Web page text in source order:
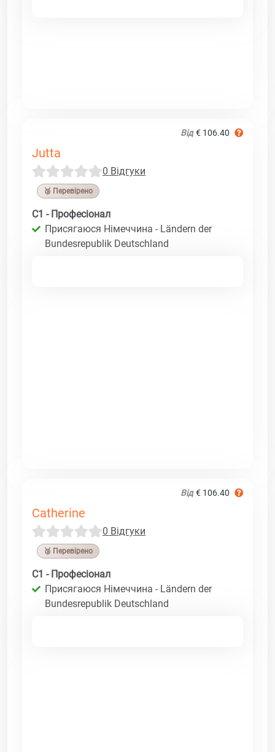
Від € 106.40
Jutta
0 Відгуки
🥉 Перевірено
C1 - Професіонал
Присягаюся Німеччина - Ländern der
Bundesrepublik Deutschland
Від € 106.40
Catherine
0 Відгуки
🥉 Перевірено
C1 - Професіонал
Присягаюся Німеччина - Ländern der
Bundesrepublik Deutschland